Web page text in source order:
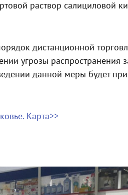
раствор салициловой
дистанционной
угрозы распространения
данной меры будет
Карта>>